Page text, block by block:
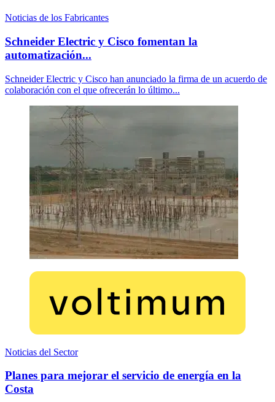
Noticias de los Fabricantes
Schneider Electric y Cisco fomentan la
automatización...
Schneider Electric y Cisco han anunciado la firma de un acuerdo de
colaboración con el que ofrecerán lo último...
Noticias del Sector
Planes para mejorar el servicio de energía en la
Costa